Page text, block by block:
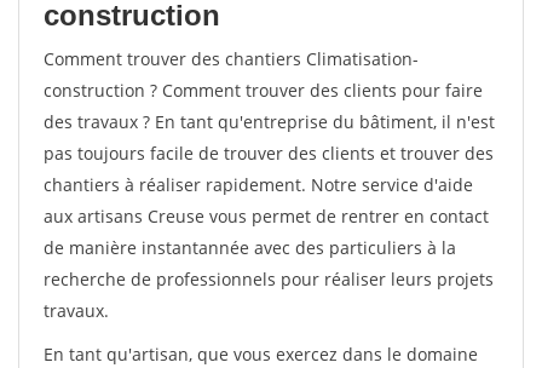
construction
Comment trouver des chantiers Climatisation-
construction ? Comment trouver des clients pour faire
des travaux ? En tant qu'entreprise du bâtiment, il n'est
pas toujours facile de trouver des clients et trouver des
chantiers à réaliser rapidement. Notre service d'aide
aux artisans Creuse vous permet de rentrer en contact
de manière instantannée avec des particuliers à la
recherche de professionnels pour réaliser leurs projets
travaux.
En tant qu'artisan, que vous exercez dans le domaine